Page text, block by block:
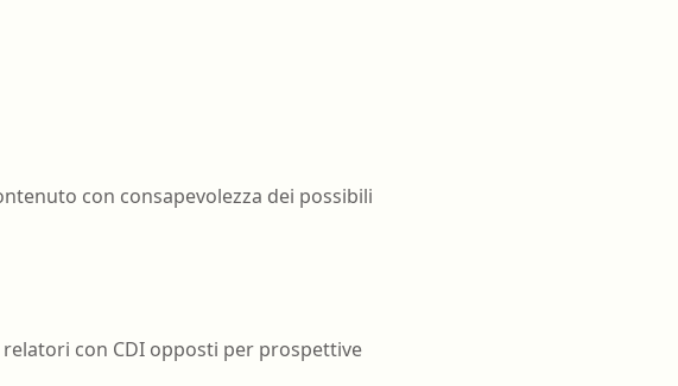
con consapevolezza dei possibili
con CDI opposti per prospettive